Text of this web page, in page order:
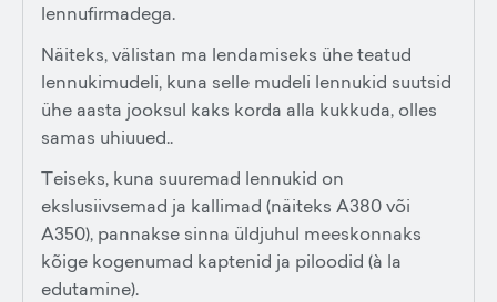
lennufirmadega.
Näiteks, välistan ma lendamiseks ühe teatud
lennukimudeli, kuna selle mudeli lennukid suutsid
ühe aasta jooksul kaks korda alla kukkuda, olles
samas uhiuued..
Teiseks, kuna suuremad lennukid on
ekslusiivsemad ja kallimad (näiteks A380 või
A350), pannakse sinna üldjuhul meeskonnaks
kõige kogenumad kaptenid ja piloodid (à la
edutamine).